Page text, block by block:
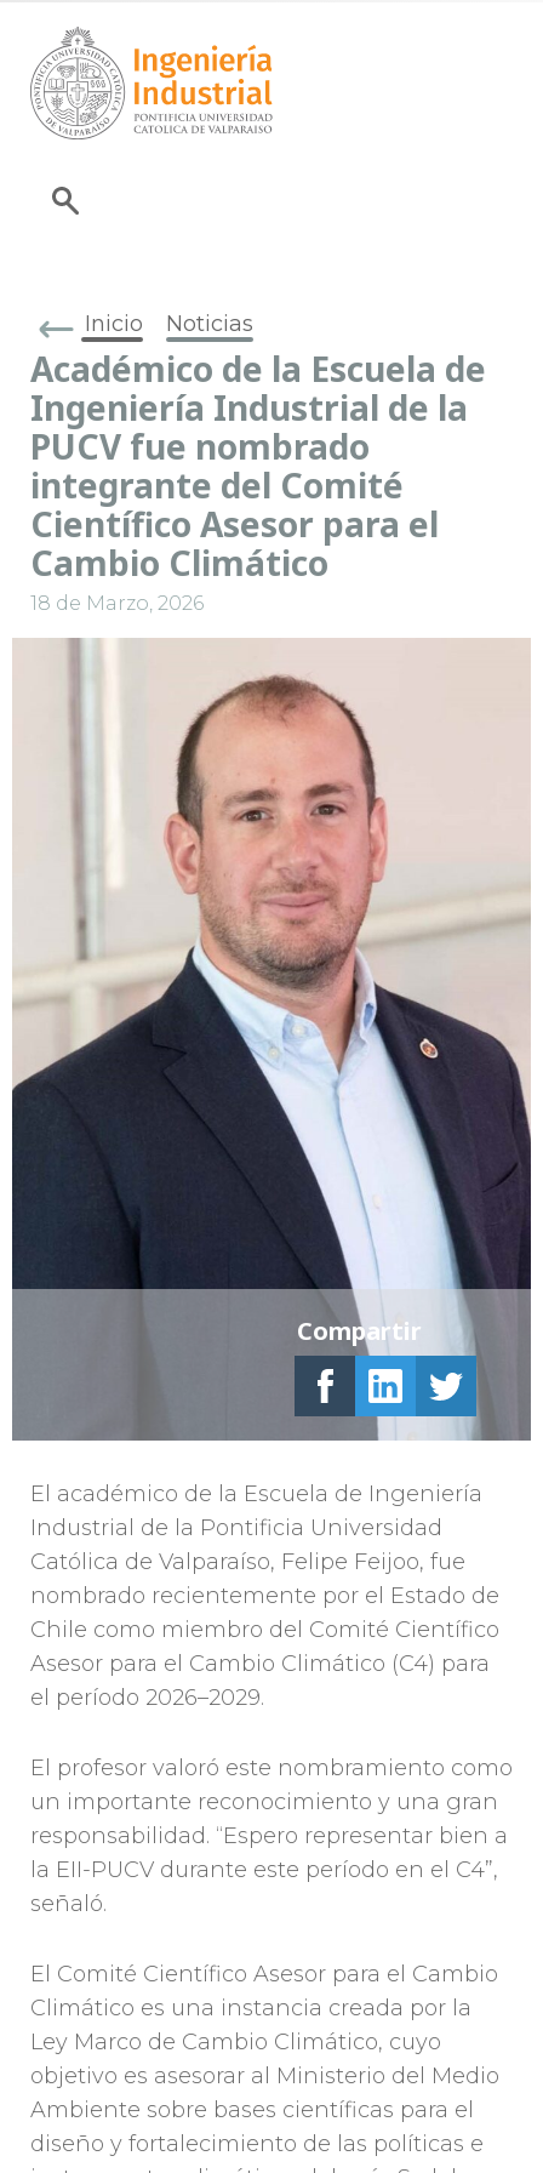
Inicio Noticias
Académico de la Escuela de
Ingeniería Industrial de la
PUCV fue nombrado
integrante del Comité
Científico Asesor para el
Cambio Climático
18 de Marzo, 2026
El académico de la Escuela de Ingeniería
Industrial de la Pontificia Universidad
Católica de Valparaíso, Felipe Feijoo, fue
nombrado recientemente por el Estado de
Chile como miembro del Comité Científico
Asesor para el Cambio Climático (C4) para
el período 2026–2029.
El profesor valoró este nombramiento como
un importante reconocimiento y una gran
responsabilidad. “Espero representar bien a
la EII-PUCV durante este período en el C4”,
señaló.
El Comité Científico Asesor para el Cambio
Climático es una instancia creada por la
Ley Marco de Cambio Climático, cuyo
objetivo es asesorar al Ministerio del Medio
Ambiente sobre bases científicas para el
diseño y fortalecimiento de las políticas e
Compartir